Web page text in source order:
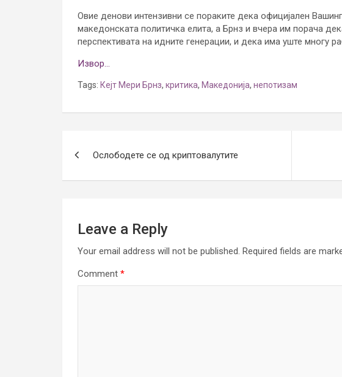
Овие денови интензивни се пораките дека официјален
македонската политичка елита, а Брнз и вчера им порача
перспективата на идните генерации, и дека има уште многу
Извор…
Tags: Кејт Мери Брнз, критика, Македонија, непотизам
navigation
Ослободете се од криптовалутите
Leave a Reply
Your email address will not be published. Required fields are
Comment *